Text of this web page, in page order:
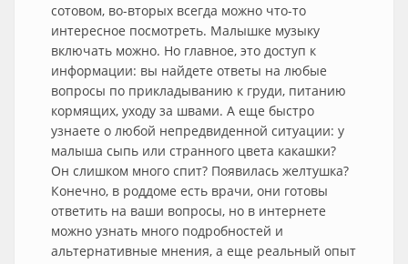
сотовом, во-вторых всегда можно что-то
интересное посмотреть. Малышке музыку
включать можно. Но главное, это доступ к
информации: вы найдете ответы на любые
вопросы по прикладыванию к груди, питанию
кормящих, уходу за швами. А еще быстро
узнаете о любой непредвиденной ситуации: у
малыша сыпь или странного цвета какашки?
Он слишком много спит? Появилась желтушка?
Конечно, в роддоме есть врачи, они готовы
ответить на ваши вопросы, но в интернете
можно узнать много подробностей и
альтернативные мнения, а еще реальный опыт